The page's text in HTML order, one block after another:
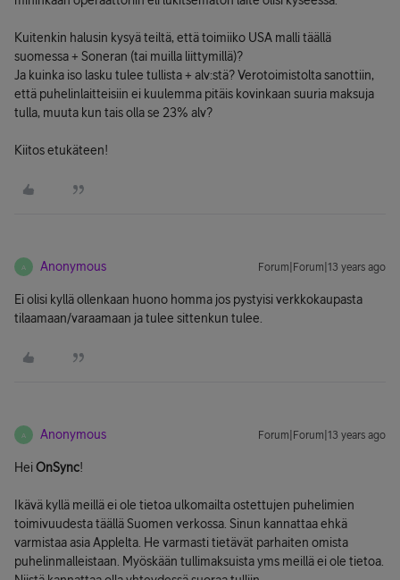
Kuitenkin halusin kysyä teiltä, että toimiiko USA malli täällä
suomessa + Soneran (tai muilla liittymillä)?
Ja kuinka iso lasku tulee tullista + alv:stä? Verotoimistolta sanottiin,
että puhelinlaitteisiin ei kuulemma pitäis kovinkaan suuria maksuja
tulla, muuta kun tais olla se 23% alv?
Kiitos etukäteen!
A Anonymous Forum|Forum|13 years ago
Ei olisi kyllä ollenkaan huono homma jos pystyisi verkkokaupasta
tilaamaan/varaamaan ja tulee sittenkun tulee.
A Anonymous Forum|Forum|13 years ago
HeiOnSync!
Ikävä kyllä meillä ei ole tietoa ulkomailta ostettujen puhelimien
toimivuudesta täällä Suomen verkossa. Sinun kannattaa ehkä
varmistaa asia Applelta. He varmasti tietävät parhaiten omista
puhelinmalleistaan. Myöskään tullimaksuista yms meillä ei ole tietoa.